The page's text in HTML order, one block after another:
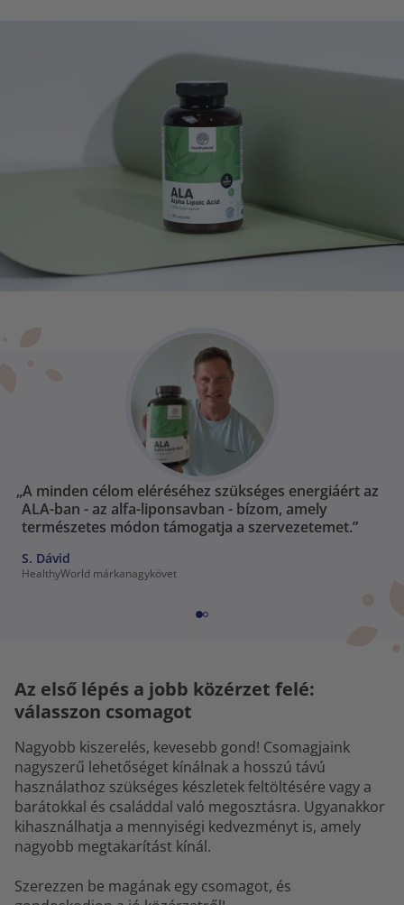
„A minden célom eléréséhez szükséges energiáért az
ALA-ban - az alfa-liponsavban - bízom, amely
természetes módon támogatja a szervezetemet.”
S. Dávid
HealthyWorld márkanagykövet
Az első lépés a jobb közérzet felé:
válasszon csomagot
Nagyobb kiszerelés, kevesebb gond! Csomagjaink
nagyszerű lehetőséget kínálnak a hosszú távú
használathoz szükséges készletek feltöltésére vagy a
barátokkal és családdal való megosztásra. Ugyanakkor
kihasználhatja a mennyiségi kedvezményt is, amely
nagyobb megtakarítást kínál.
Szerezzen be magának egy csomagot, és